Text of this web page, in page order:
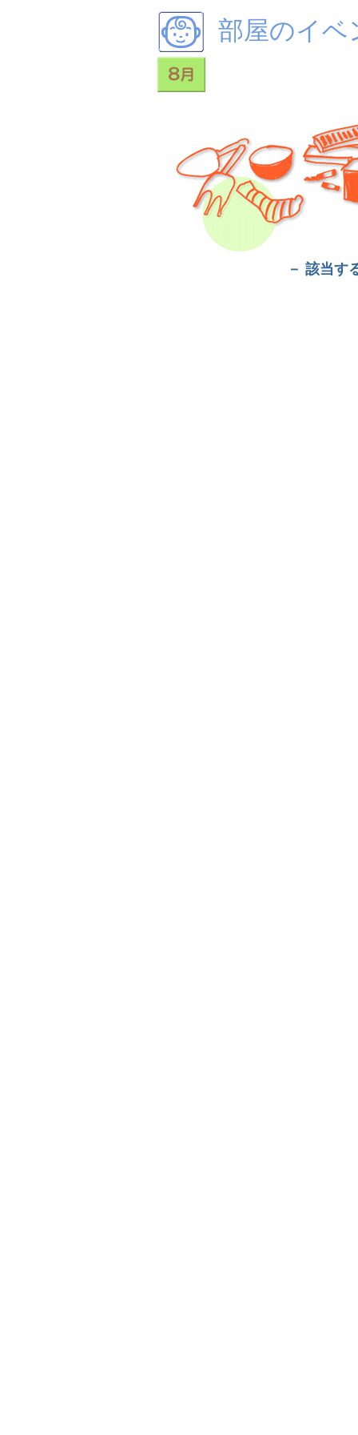
部屋のイベ
－ 該当す